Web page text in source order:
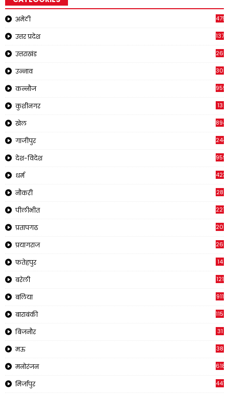
अमेठी 4751
उत्तर प्रदेश 1375
उत्तराखंड 2651
उन्नाव 308
कन्नौज 959
कुशीनगर 13
खेल 894
गाजीपुर 244
देश-विदेश 959
धर्म 423
नौकरी 28
पीलीभीत 2210
प्रतापगढ 2019
प्रयागराज 269
फतेहपुर 14
बरेली 121
बलिया 911
बाराबंकी 1150
बिजनौर 31
मऊ 38
मनोरंजन 618
मिर्जापुर 441